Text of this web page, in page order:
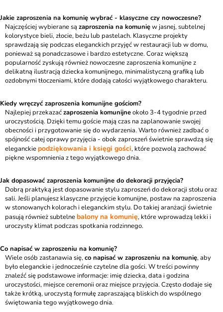
Jakie zaproszenia na komunię wybrać - klasyczne czy nowoczesne?
Najczęściej wybierane są zaproszenia na komunięw jasnej, subtelnej
kolorystyce bieli, złocie, beżu lub pastelach. Klasyczne projekty
sprawdzają się podczas eleganckich przyjęć w restauracji lub w domu,
ponieważ są ponadczasowe i bardzo estetyczne. Coraz większą
popularność zyskują również nowoczesne zaproszenia komunijne z
delikatną ilustracją dziecka komunijnego, minimalistyczną grafiką lub
ozdobnymi tłoczeniami, które dodają całości wyjątkowego charakteru.
Kiedy wręczyć zaproszenia komunijne gościom?
Najlepiej przekazaćzaproszenia komunijneokoło 3-4 tygodnie przed
uroczystością. Dzięki temu goście mają czas na zaplanowanie swojej
obecności i przygotowanie się do wydarzenia. Warto również zadbać o
spójność całej oprawy przyjęcia - obok zaproszeń świetnie sprawdzą się
eleganckiepodziękowania i księgi gości, które pozwolą zachować
piękne wspomnienia z tego wyjątkowego dnia.
Jak dopasować zaproszenia komunijne do dekoracji przyjęcia?
Dobrą praktyką jest dopasowanie stylu zaproszeń do dekoracji stołu oraz
sali. Jeśli planujesz klasyczne przyjęcie komunijne, postaw na zaproszenia
w stonowanych kolorach i eleganckim stylu. Do takiej aranżacji świetnie
pasują również subtelnebalony na komunię, które wprowadzą lekki i
uroczysty klimat podczas spotkania rodzinnego.
Co napisać w zaproszeniu na komunię?
Wiele osób zastanawia się,co napisać w zaproszeniu na komunię, aby
było eleganckie i jednocześnie czytelne dla gości. W treści powinny
znaleźć się podstawowe informacje: imię dziecka, data i godzina
uroczystości, miejsce ceremonii oraz miejsce przyjęcia. Często dodaje się
także krótką, uroczystą formułę zapraszającą bliskich do wspólnego
świętowania tego wyjątkowego dnia.